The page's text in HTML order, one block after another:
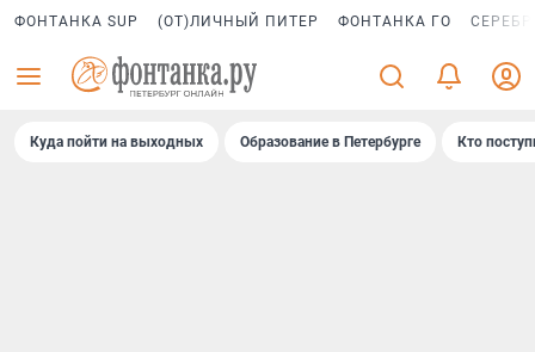
ФОНТАНКА SUP (ОТ)ЛИЧНЫЙ ПИТЕР ФОНТАНКА ГО
Куда пойти на выходных Образование в Петербурге Кто